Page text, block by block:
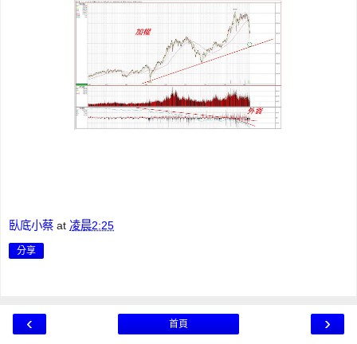
臥底小蔡 at 凌晨2:25
分享
‹ ›
首頁